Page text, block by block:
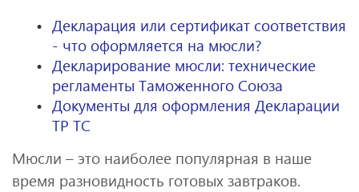
Декларация или сертификат соответствия
- что оформляется на мюсли?
Декларирование мюсли: технические
регламенты Таможенного Союза
Документы для оформления Декларации
ТР ТС
Мюсли – это наиболее популярная в наше
время разновидность готовых завтраков.